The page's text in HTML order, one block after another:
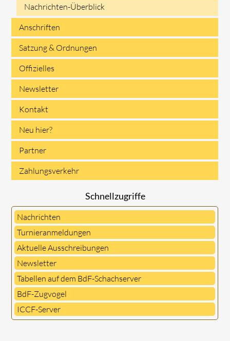
überspringen
Nachrichten-Überblick
Anschriften
Satzung & Ordnungen
Offizielles
Newsletter
Kontakt
Neu hier?
Partner
Zahlungsverkehr
Schnellzugriffe
Nachrichten
Turnieranmeldungen
Aktuelle Ausschreibungen
Newsletter
Tabellen auf dem BdF-Schachserver
BdF-Zugvogel
ICCF-Server